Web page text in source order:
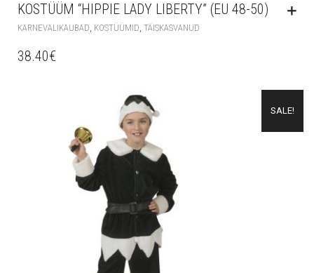
KOSTÜÜM “HIPPIE LADY LIBERTY” (EU 48-50)
KARNEVALIKAUBAD, KOSTÜÜMID, TÄISKASVANUD
38.40€
SALE!